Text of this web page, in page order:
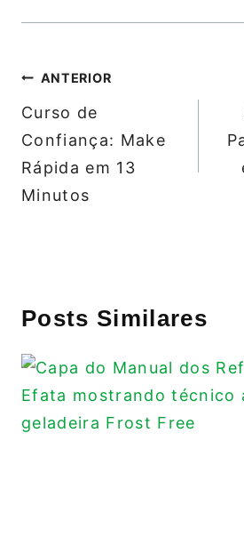
Navegação
de
Post
ANTERIOR
Curso de
Confiança: Make
Rápida em 13
Minutos
Posts Similares